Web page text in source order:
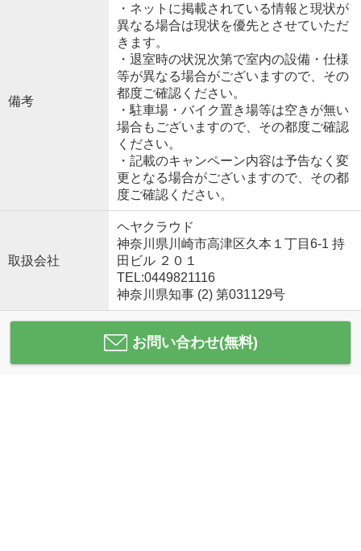
備考
・ネットに掲載されている情報と現状が
異なる場合は現状を優先とさせていただ
きます。
・退室時の状況次第で室内の設備・仕様
等が異なる場合がございますので、その
都度ご確認ください。
・駐車場・バイク置き場等は空きが無い
場合もございますので、その都度ご確認
ください。
・記載のキャンペーン内容は予告なく変
更となる場合がございますので、その都
度ご確認ください。
取扱会社
ヘヤクラウド
神奈川県川崎市高津区久本１丁目6-1 持
田ビル ２０１
TEL:0449821116
神奈川県知事 (2) 第031129号
お問い合わせ(無料)